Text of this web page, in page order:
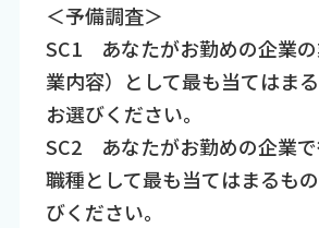
＜予備調査＞
SC1 あなたがお勤めの企業
業内容）として最も当てはま
お選びください。
SC2 あなたがお勤めの企業で
職種として最も当てはまるも
びください。